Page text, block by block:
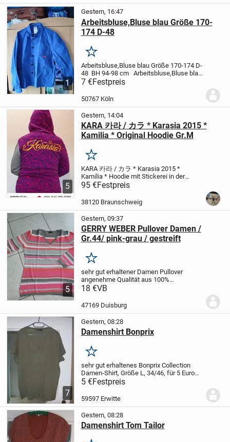
1
Gestern, 16:47
Arbeitsbluse,Bluse blau Größe 170-
174 D-48
Merken
Arbeitsbluse,Bluse blauGröße 170-174D-
48 BH 94-98 cm Arbeitsbluse,Bluse blau
Größe 170-174D-48
7 €Festpreis
50767 Köln
5
Gestern, 14:04
KARA 카라 / カラ * Karasia 2015 *
Kamilia * Original Hoodie Gr.M
Merken
KARA 카라 / カラ * Karasia 2015 *
Kamilia * Hoodie mit Stickerei in der
Größe M - original und Made in
92% Baumwolle
PolyesterNeuwertiger Zustand!
ein Privatverkauf im Sinne...
95 €Festpreis
38120 Braunschweig
5
Gestern, 09:37
GERRY WEBER Pullover Damen /
Gr.44/ pink-grau / gestreift
Merken
sehr gut erhaltener Damen Pullover
angenehme Qualität aus 100%
Baumwolle
18 €VB
47169 Duisburg
7
Gestern, 08:28
Damenshirt Bonprix
Merken
sehr gut erhaltenes Bonprix Collection
Damen-Shirt, Größe L, 34/46, für 5 Euro
ab Erwitte abzugeben.
Aufpreis möglich.
5 €Festpreis
59597 Erwitte
Gestern, 08:28
Damenshirt Tom Tailor